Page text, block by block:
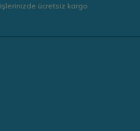
ücretsiz kargo